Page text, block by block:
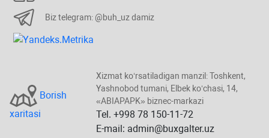
Biz telegram: @buh_uz damiz
Borish
хaritasi
Xizmat koʻrsatiladigan manzil: Toshkent,
Yashnobod tumani, Elbek koʻchasi, 14,
«ABIAPAPK» biznec-markazi
Tel. +998 78 150-11-72
E-mail: admin@buxgalter.uz